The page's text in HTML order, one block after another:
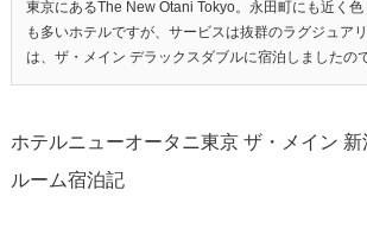
東京にあるThe New Otani Tokyo。永田町にも近く色
も多いホテルですが、サービスは抜群のラグジュア
は、ザ・メイン デラックスダブルに宿泊しましたの
ホテルニューオータニ東京 ザ・メイン
ルーム宿泊記